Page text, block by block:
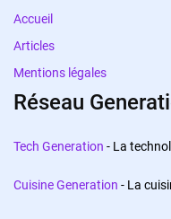
Accueil
Articles
Mentions légales
Réseau
Tech Generation - La
Cuisine Generation - La